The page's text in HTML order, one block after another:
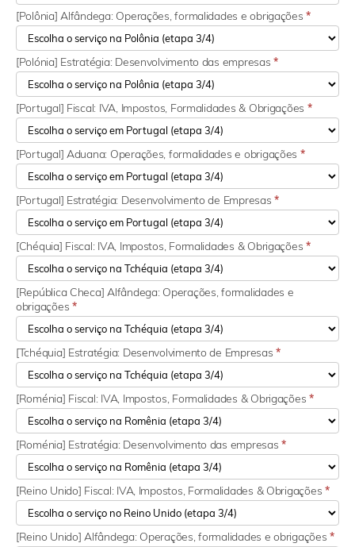
[Polônia] Alfândega: Operações, formalidades e obrigações*
[Polónia] Estratégia: Desenvolvimento das empresas*
[Portugal] Fiscal: IVA, Impostos, Formalidades & Obrigações *
[Portugal] Aduana: Operações, formalidades e obrigações *
[Portugal] Estratégia: Desenvolvimento de Empresas*
[Chéquia] Fiscal: IVA, Impostos, Formalidades & Obrigações*
[República Checa] Alfândega: Operações, formalidades e
obrigações*
[Tchéquia] Estratégia: Desenvolvimento de Empresas*
[Roménia] Fiscal: IVA, Impostos, Formalidades & Obrigações*
[Roménia] Estratégia: Desenvolvimento das empresas*
[Reino Unido] Fiscal: IVA, Impostos, Formalidades & Obrigações *
[Reino Unido] Alfândega: Operações, formalidades e obrigações*